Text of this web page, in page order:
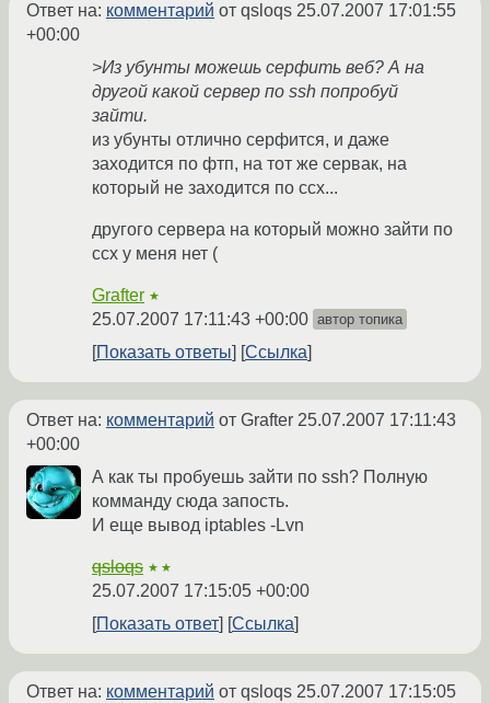
Ответ на: комментарий от qsloqs 25.07.2007 17:01:55
+00:00
>Из убунты можешь серфить веб? А на
другой какой сервер по ssh попробуй
зайти.
из убунты отлично серфится, и даже
заходится по фтп, на тот же сервак, на
который не заходится по ссх...
другого сервера на который можно зайти по
ссх у меня нет (
Grafter ★
25.07.2007 17:11:43 +00:00 автор топика
Показать ответы Ссылка
Ответ на: комментарий от Grafter 25.07.2007 17:11:43
+00:00
А как ты пробуешь зайти по ssh? Полную
комманду сюда запость.
И еще вывод iptables -Lvn
qsloqs ★★
25.07.2007 17:15:05 +00:00
Показать ответ
Ссылка
Ответ на: комментарий от qsloqs 25.07.2007 17:15:05